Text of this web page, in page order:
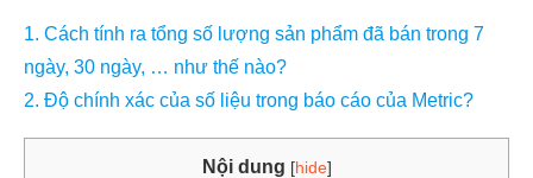
1. Cách tính ra tổng số lượng sản phẩm đã bán trong 7
ngày, 30 ngày, … như thế nào?
2. Độ chính xác của số liệu trong báo cáo của Metric?
Nội dung [hide]